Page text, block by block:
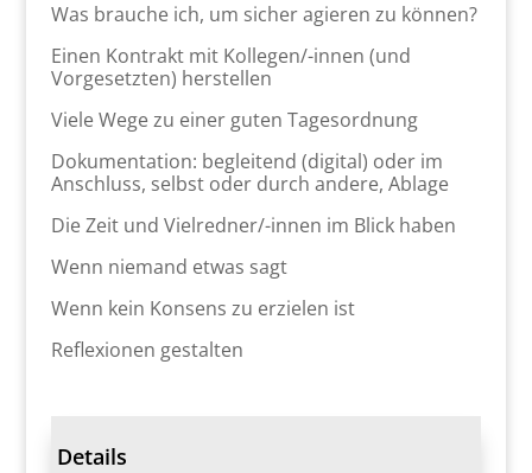
Was brauche ich, um sicher agieren zu können?
Einen Kontrakt mit Kollegen/-innen (und
Vorgesetzten) herstellen
Viele Wege zu einer guten Tagesordnung
Dokumentation: begleitend (digital) oder im
Anschluss, selbst oder durch andere, Ablage
Die Zeit und Vielredner/-innen im Blick haben
Wenn niemand etwas sagt
Wenn kein Konsens zu erzielen ist
Reflexionen gestalten
Details